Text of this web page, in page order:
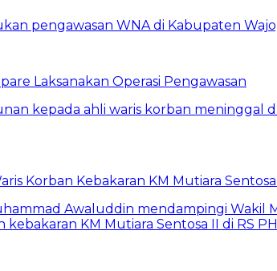
Laksanakan Operasi Pengawasan
Korban Kebakaran KM Mutiara Sentosa